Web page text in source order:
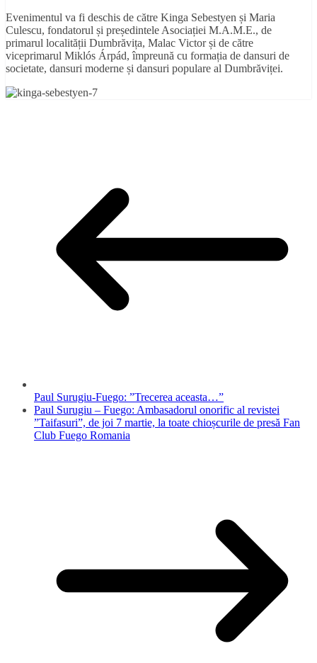
Evenimentul va fi deschis de către Kinga Sebestyen și Maria
Culescu, fondatorul și președintele Asociației M.A.M.E., de
primarul localității Dumbrăvița, Malac Victor și de către
viceprimarul Miklós Árpád, împreună cu formația de dansuri de
societate, dansuri moderne și dansuri populare al Dumbrăviței.
Paul Surugiu-Fuego: ”Trecerea aceasta…”
Paul Surugiu – Fuego: Ambasadorul onorific al revistei
”Taifasuri”, de joi 7 martie, la toate chioșcurile de presă Fan
Club Fuego Romania